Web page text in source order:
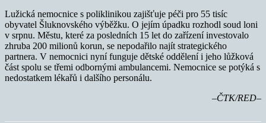
Lužická nemocnice s poliklinikou zajišťuje péči pro 55 tisíc
obyvatel Šluknovského výběžku. O jejím úpadku rozhodl soud loni
v srpnu. Městu, které za posledních 15 let do zařízení investovalo
zhruba 200 milionů korun, se nepodařilo najít strategického
partnera. V nemocnici nyní funguje dětské oddělení i jeho lůžková
část spolu se třemi odbornými ambulancemi. Nemocnice se potýká s
nedostatkem lékařů i dalšího personálu.
–ČTK/RED–